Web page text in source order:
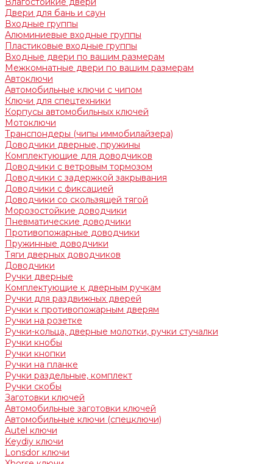
Двери для бань и саун
Входные группы
Алюминиевые входные группы
Пластиковые входные группы
Входные двери по вашим размерам
Межкомнатные двери по вашим размерам
Автоключи
Автомобильные ключи с чипом
Ключи для спецтехники
Корпусы автомобильных ключей
Мотоключи
Транспондеры (чипы иммобилайзера)
Доводчики дверные, пружины
Комплектующие для доводчиков
Доводчики с ветровым тормозом
Доводчики с задержкой закрывания
Доводчики с фиксацией
Доводчики со скользящей тягой
Морозостойкие доводчики
Пневматические доводчики
Противопожарные доводчики
Пружинные доводчики
Тяги дверных доводчиков
Доводчики
Ручки дверные
Комплектующие к дверным ручкам
Ручки для раздвижных дверей
Ручки к противопожарным дверям
Ручки на розетке
Ручки-кольца, дверные молотки, ручки стучалки
Ручки кнобы
Ручки кнопки
Ручки на планке
Ручки раздельные, комплект
Ручки скобы
Заготовки ключей
Автомобильные заготовки ключей
Автомобильные ключи (спецключи)
Autel ключи
Keydiy ключи
Lonsdor ключи